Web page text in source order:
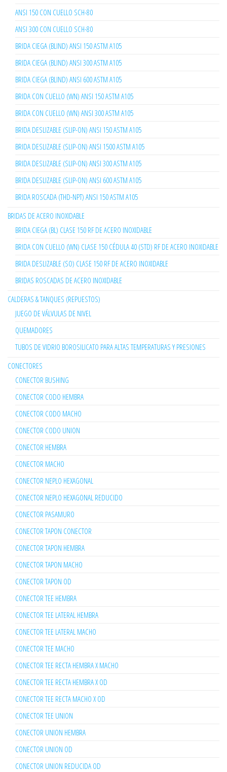
ANSI 150 CON CUELLO SCH-80
ANSI 300 CON CUELLO SCH-80
BRIDA CIEGA (BLIND) ANSI 150 ASTM A105
BRIDA CIEGA (BLIND) ANSI 300 ASTM A105
BRIDA CIEGA (BLIND) ANSI 600 ASTM A105
BRIDA CON CUELLO (WN) ANSI 150 ASTM A105
BRIDA CON CUELLO (WN) ANSI 300 ASTM A105
BRIDA DESLIZABLE (SLIP-ON) ANSI 150 ASTM A105
BRIDA DESLIZABLE (SLIP-ON) ANSI 1500 ASTM A105
BRIDA DESLIZABLE (SLIP-ON) ANSI 300 ASTM A105
BRIDA DESLIZABLE (SLIP-ON) ANSI 600 ASTM A105
BRIDA ROSCADA (THD-NPT) ANSI 150 ASTM A105
BRIDAS DE ACERO INOXIDABLE
BRIDA CIEGA (BL) CLASE 150 RF DE ACERO INOXIDABLE
BRIDA CON CUELLO (WN) CLASE 150 CÉDULA 40 (STD) RF DE ACERO INOXIDABLE
BRIDA DESLIZABLE (SO) CLASE 150 RF DE ACERO INOXIDABLE
BRIDAS ROSCADAS DE ACERO INOXIDABLE
CALDERAS & TANQUES (REPUESTOS)
JUEGO DE VÁLVULAS DE NIVEL
QUEMADORES
TUBOS DE VIDRIO BOROSILICATO PARA ALTAS TEMPERATURAS Y PRESIONES
CONECTORES
CONECTOR BUSHING
CONECTOR CODO HEMBRA
CONECTOR CODO MACHO
CONECTOR CODO UNION
CONECTOR HEMBRA
CONECTOR MACHO
CONECTOR NEPLO HEXAGONAL
CONECTOR NEPLO HEXAGONAL REDUCIDO
CONECTOR PASAMURO
CONECTOR TAPON CONECTOR
CONECTOR TAPON HEMBRA
CONECTOR TAPON MACHO
CONECTOR TAPON OD
CONECTOR TEE HEMBRA
CONECTOR TEE LATERAL HEMBRA
CONECTOR TEE LATERAL MACHO
CONECTOR TEE MACHO
CONECTOR TEE RECTA HEMBRA X MACHO
CONECTOR TEE RECTA HEMBRA X OD
CONECTOR TEE RECTA MACHO X OD
CONECTOR TEE UNION
CONECTOR UNION HEMBRA
CONECTOR UNION OD
CONECTOR UNION REDUCIDA OD